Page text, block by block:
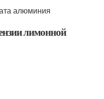
алюминия
лимонной